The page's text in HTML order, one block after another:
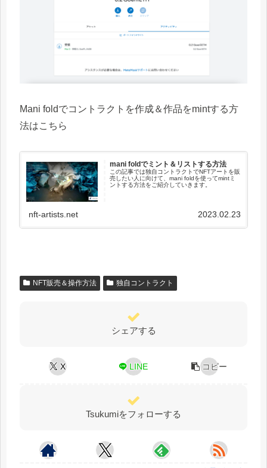
Mani foldでコントラクトを作成＆作品をmintする方
法はこちら
mani foldでミント＆リストする方法
この記事では独自コントラクトでNFTアートを販
売したい人に向けて、mani foldを使ってmintミ
ントする方法をご紹介していきます。
nft-artists.net 2023.02.23
NFT販売＆操作方法 独自コントラクト
シェアする
X LINE コピー
Tsukumiをフォローする